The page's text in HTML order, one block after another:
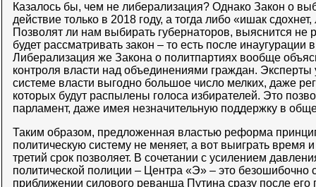
Казалось бы, чем не либерализация? Однако Закон о
действие только в 2018 году, а тогда либо «ишак
Позволят ли нам выбирать губернаторов, выяснится не
будет рассматривать закон – то есть после инаугурации
Либерализация же Закона о политпартиях вообще
контроля власти над объединениями граждан.
системе власти выгодно большое число мелких, даже
которых будут распылены голоса избирателей. Это
парламент, даже имея незначительную поддержку в
Таким образом, предложенная властью реформа
политическую систему не меняет, а вот выиграть время
третий срок позволяет. В сочетании с усилением
политической полиции – Центра «Э» – это безошибочно
приближении силового реванша Путина сразу после его